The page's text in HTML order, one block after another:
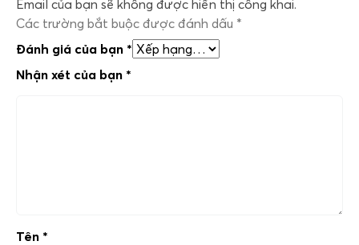
Email của bạn sẽ không được hiển thị công khai.
Các trường bắt buộc được đánh dấu *
Đánh giá của bạn *
Nhận xét của bạn *
Tên *